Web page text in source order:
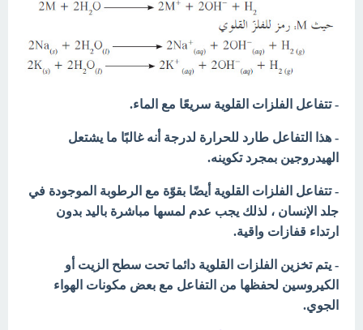
- تتفاعل الفلزات القلوية سريعًا مع الماء.
- هذا التفاعل طارد للحرارة لدرجة أنه غالبًا ما يشتعل
الهيدروجين بمجرد تكوينه.
- تتفاعل الفلزات القلوية أيضًا بقوّة مع الرطوبة الموجودة في
جلد الإنسان ، لذلك يجب عدم لمسها مباشرة باليد بدون
ارتداء قفازات واقية.
- يتم تخزين الفلزات القلوية دائما تحت سطح الزيت أو
الكيروسين لحفظها من التفاعل مع بعض مكونات الهواء
الجوي.